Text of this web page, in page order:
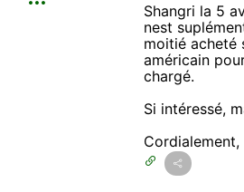
Shangri la 5
nest
moitié acheté
américain
chargé.
Si intéressé,